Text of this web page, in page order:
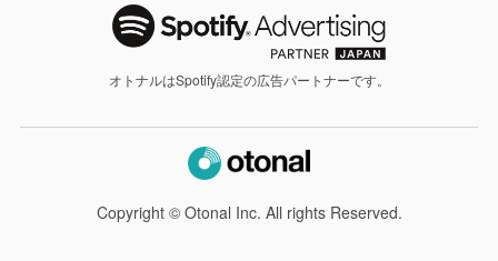
オトナルはSpotify認定の広告パートナーです。
Copyright © Otonal Inc. All rights Reserved.